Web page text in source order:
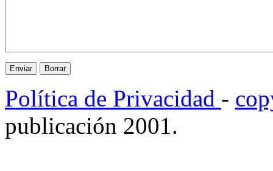
Política de Privacidad -
publicación 2001.